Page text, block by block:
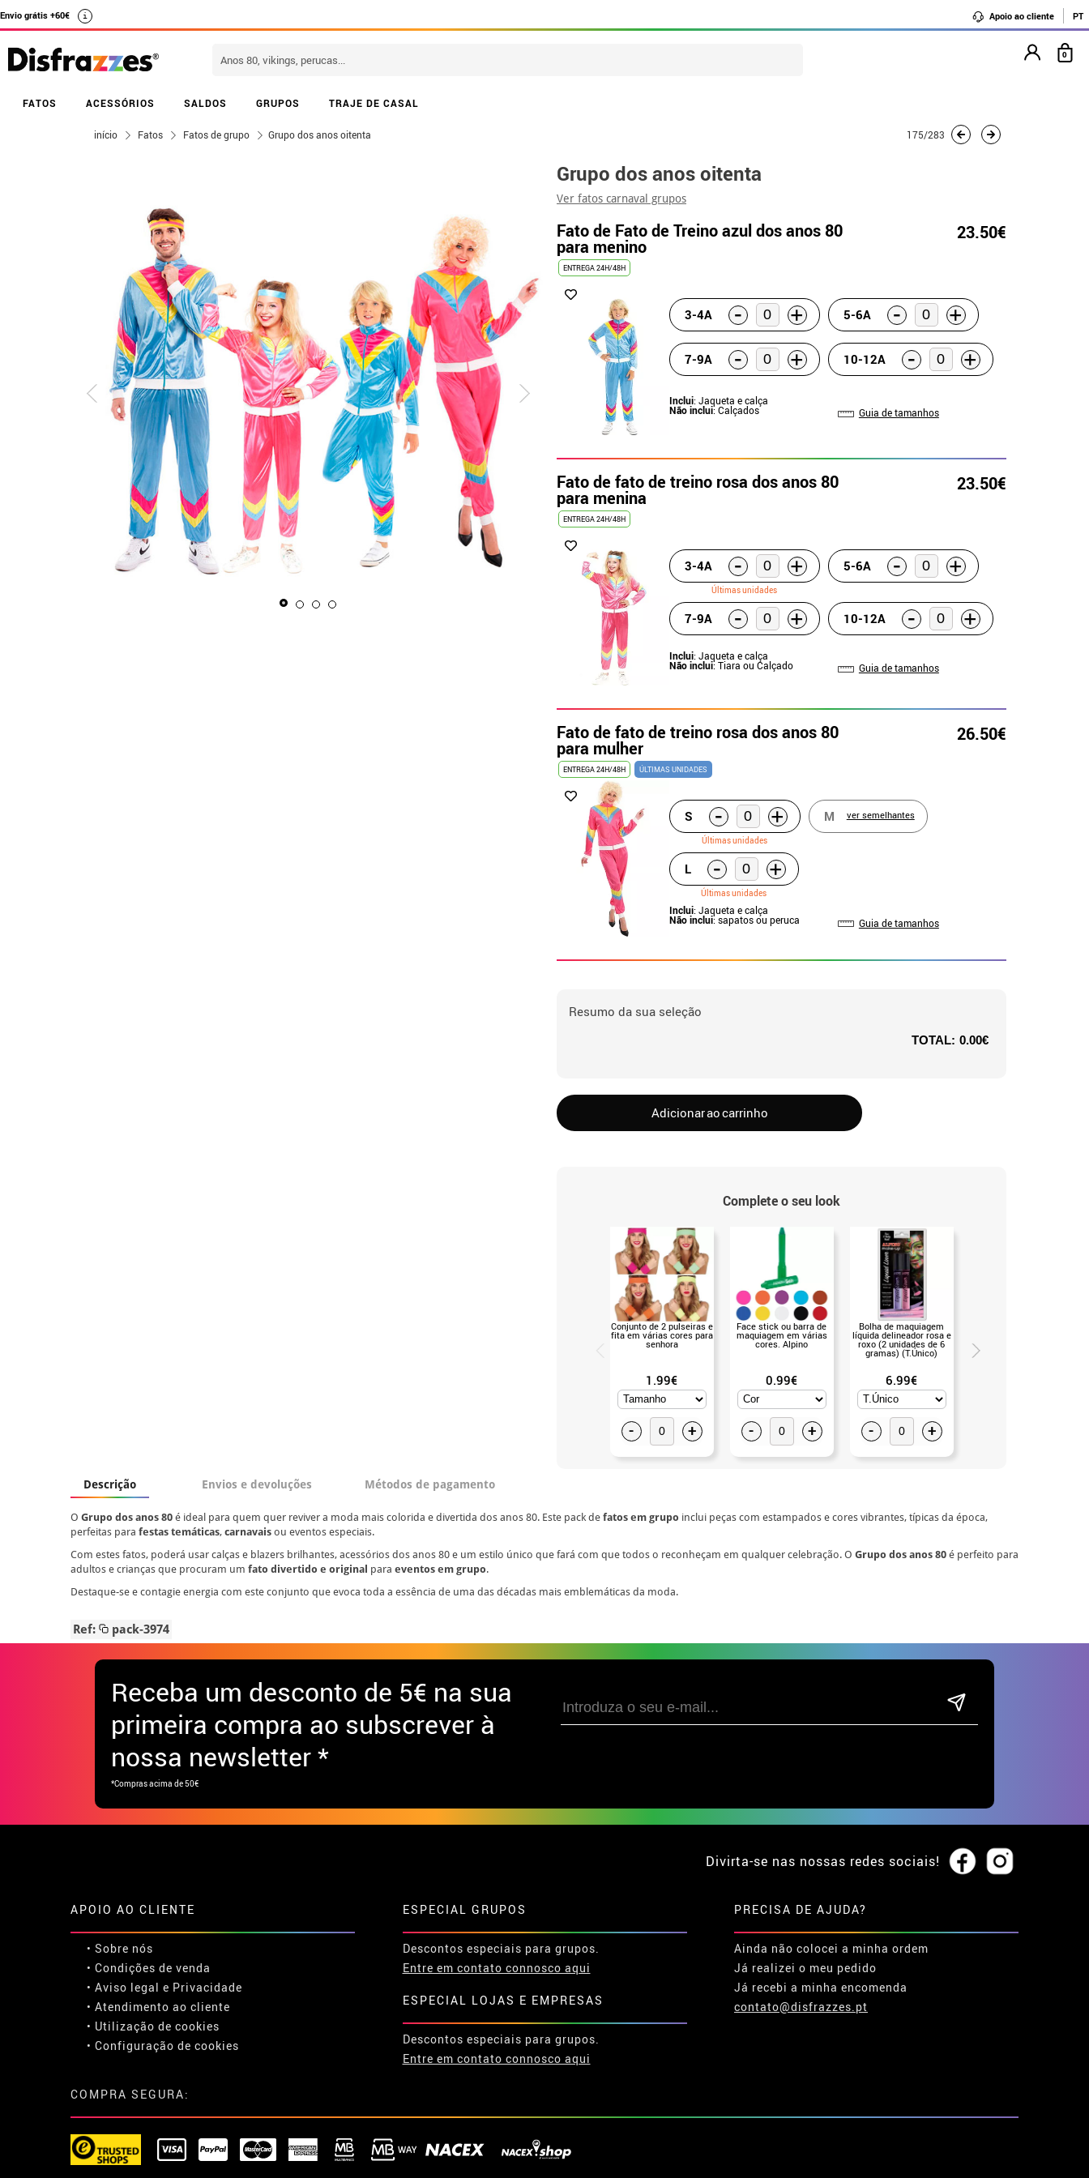
Envio grátis +60€ i Apoio ao cliente PT
FATOS ACESSÓRIOS SALDOS GRUPOS TRAJE DE CASAL
0
início Fatos Fatos de grupo Grupo dos anos oitenta 175/283
Grupo dos anos oitenta
Ver fatos carnaval grupos
Fato de Fato de Treino azul dos anos 80
para menino
23.50€
ENTREGA 24H/48H
3-4A - + 5-6A - +
7-9A - + 10-12A - +
Inclui: Jaqueta e calça
Não inclui: Calçados Guia de tamanhos
Fato de fato de treino rosa dos anos 80
para menina
23.50€
ENTREGA 24H/48H
3-4A - +
Últimas unidades
5-6A - +
7-9A - + 10-12A - +
Inclui: Jaqueta e calça
Não inclui: Tiara ou Calçado Guia de tamanhos
Fato de fato de treino rosa dos anos 80
para mulher
26.50€
ENTREGA 24H/48H ÚLTIMAS UNIDADES
S - +
Últimas unidades
M ver semelhantes
L - +
Últimas unidades
Inclui: Jaqueta e calça
Não inclui: sapatos ou peruca Guia de tamanhos
Resumo da sua seleção
TOTAL: 0.00€
Adicionar ao carrinho
Complete o seu look
Conjunto de 2 pulseiras e
fita em várias cores para
senhora
1.99€
- +
Face stick ou barra de
maquiagem em várias
cores. Alpino
0.99€
- +
Bolha de maquiagem
líquida delineador rosa e
roxo (2 unidades de 6
gramas) (T.Único)
6.99€
- +
mulheres (T.Universal)
Descrição Envios e devoluções Métodos de pagamento
O Grupo dos anos 80 é ideal para quem quer reviver a moda mais colorida e divertida dos anos 80. Este pack de fatos em grupo inclui peças com estampados e cores vibrantes, típicas da época,
perfeitas para festas temáticas, carnavais ou eventos especiais.
Com estes fatos, poderá usar calças e blazers brilhantes, acessórios dos anos 80 e um estilo único que fará com que todos o reconheçam em qualquer celebração. O Grupo dos anos 80 é perfeito para
adultos e crianças que procuram um fato divertido e original para eventos em grupo.
Destaque-se e contagie energia com este conjunto que evoca toda a essência de uma das décadas mais emblemáticas da moda.
Ref: pack-3974
Receba um desconto de 5€ na sua
primeira compra ao subscrever à
nossa newsletter *
*Compras acima de 50€
Divirta-se nas nossas redes sociais!
APOIO AO CLIENTE
• Sobre nós
• Condições de venda
• Aviso legal e Privacidade
• Atendimento ao cliente
• Utilização de cookies
• Configuração de cookies
ESPECIAL GRUPOS
Descontos especiais para grupos.
Entre em contato connosco aqui
ESPECIAL LOJAS E EMPRESAS
Descontos especiais para grupos.
Entre em contato connosco aqui
PRECISA DE AJUDA?
Ainda não colocei a minha ordem
Já realizei o meu pedido
Já recebi a minha encomenda
contato@disfrazzes.pt
COMPRA SEGURA: